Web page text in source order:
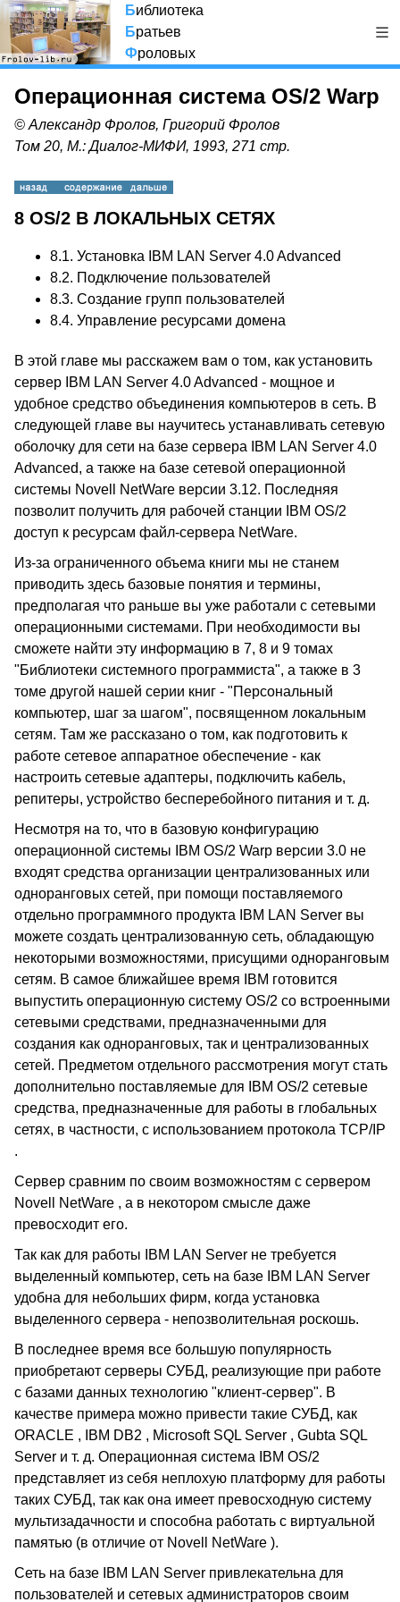
Библиотека
Братьев
Фроловых
Операционная система OS/2 Warp
© Александр Фролов, Григорий Фролов
Том 20, М.: Диалог-МИФИ, 1993, 271 стр.
8 OS/2 В ЛОКАЛЬНЫХ СЕТЯХ
8.1. Установка IBM LAN Server 4.0 Advanced
8.2. Подключение пользователей
8.3. Создание групп пользователей
8.4. Управление ресурсами домена
В этой главе мы расскажем вам о том, как установить
сервер IBM LAN Server 4.0 Advanced - мощное и
удобное средство объединения компьютеров в сеть. В
следующей главе вы научитесь устанавливать сетевую
оболочку для сети на базе сервера IBM LAN Server 4.0
Advanced, а также на базе сетевой операционной
системы Novell NetWare версии 3.12. Последняя
позволит получить для рабочей станции IBM OS/2
доступ к ресурсам файл-сервера NetWare.
Из-за ограниченного объема книги мы не станем
приводить здесь базовые понятия и термины,
предполагая что раньше вы уже работали с сетевыми
операционными системами. При необходимости вы
сможете найти эту информацию в 7, 8 и 9 томах
"Библиотеки системного программиста", а также в 3
томе другой нашей серии книг - "Персональный
компьютер, шаг за шагом", посвященном локальным
сетям. Там же рассказано о том, как подготовить к
работе сетевое аппаратное обеспечение - как
настроить сетевые адаптеры, подключить кабель,
репитеры, устройство бесперебойного питания и т. д.
Несмотря на то, что в базовую конфигурацию
операционной системы IBM OS/2 Warp версии 3.0 не
входят средства организации централизованных или
одноранговых сетей, при помощи поставляемого
отдельно программного продукта IBM LAN Server вы
можете создать централизованную сеть, обладающую
некоторыми возможностями, присущими одноранговым
сетям. В самое ближайшее время IBM готовится
выпустить операционную систему OS/2 со встроенными
сетевыми средствами, предназначенными для
создания как одноранговых, так и централизованных
сетей. Предметом отдельного рассмотрения могут стать
дополнительно поставляемые для IBM OS/2 сетевые
средства, предназначенные для работы в глобальных
сетях, в частности, с использованием протокола TCP/IP
.
Сервер сравним по своим возможностям с сервером
Novell NetWare , а в некотором смысле даже
превосходит его.
Так как для работы IBM LAN Server не требуется
выделенный компьютер, сеть на базе IBM LAN Server
удобна для небольших фирм, когда установка
выделенного сервера - непозволительная роскошь.
В последнее время все большую популярность
приобретают серверы СУБД, реализующие при работе
с базами данных технологию "клиент-сервер". В
качестве примера можно привести такие СУБД, как
ORACLE , IBM DB2 , Microsoft SQL Server , Gubta SQL
Server и т. д. Операционная система IBM OS/2
представляет из себя неплохую платформу для работы
таких СУБД, так как она имеет превосходную систему
мультизадачности и способна работать с виртуальной
памятью (в отличие от Novell NetWare ).
Сеть на базе IBM LAN Server привлекательна для
пользователей и сетевых администраторов своим